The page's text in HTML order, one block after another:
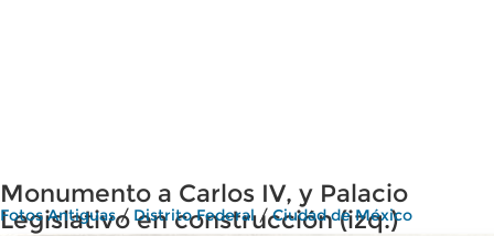
Monumento a Carlos IV, y Palacio
Legislativo en construcción (izq.)
Fotos Antiguas/ Distrito Federal/Ciudad de México